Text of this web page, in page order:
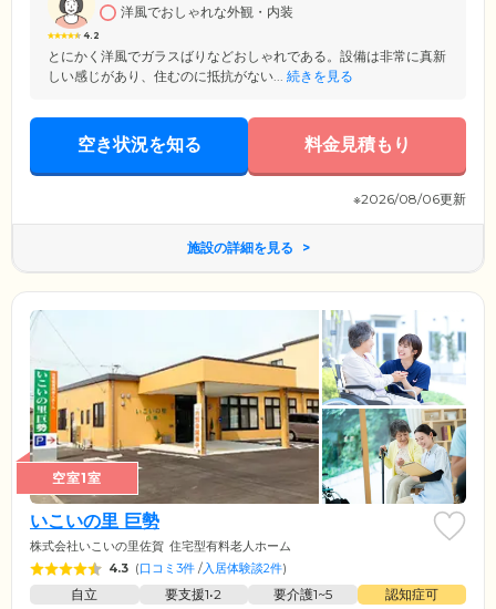
4.2
洋風でおしゃれな外観・内装
とにかく洋風でガラスばりなどおしゃれである。設備は非常に真新
しい感じがあり、住むのに抵抗がない... 続きを見る
空き状況を知る 料金見積もり
※2026/08/06更新
施設の詳細を見る
空室1室
いこいの里 巨勢
株式会社いこいの里佐賀 住宅型有料老人ホーム
4.3 (口コミ3件 /入居体験談2件)
自立 要支援1•2 要介護1~5
認知症可